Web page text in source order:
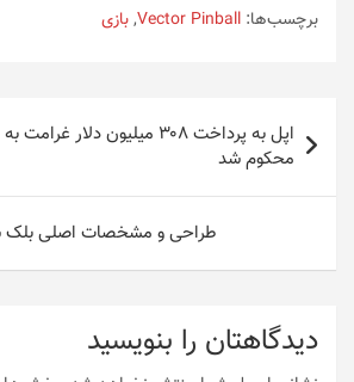
برچسب‌ها: Vector Pinball‏
,بازی
راهبری
نوشته
اپل به پرداخت ۳۰۸ میلیون
محکوم شد
طراحی و مشخصات اصلی بلک شارک 4
دیدگاهتان را بنویسید